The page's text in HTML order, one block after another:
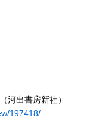
河出書房新社）
197418/